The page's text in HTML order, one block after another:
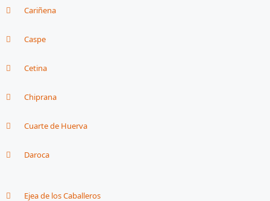
Cariñena
Caspe
Cetina
Chiprana
Cuarte de Huerva
Daroca
Ejea de los Caballeros